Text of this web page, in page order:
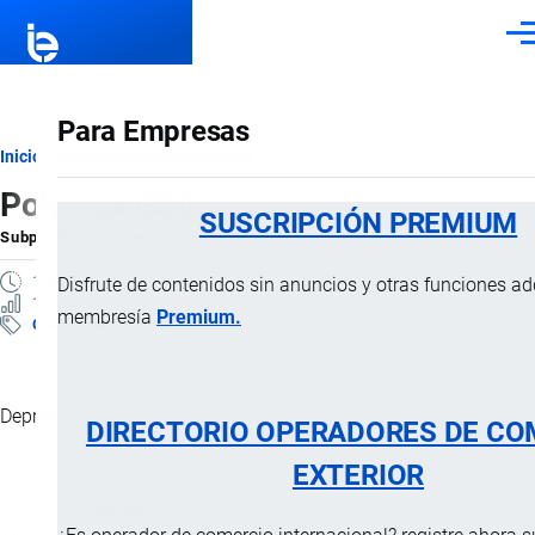
Para Empresas
SUSCRIPCIÓN PREMIUM
Disfrute de contenidos sin anuncios y otras funciones
membresía Premium.
DIRECTORIO OPERADORES DE
EXTERIOR
Ruta
de
navegación
Inicio
Polymax G30
Subpartida Arancelaria porImportaciones …, 2 Abril, 2025
1 MINUTO
1 VISTAS
Clasificación Arancelaria
Depresor liquido de especialidad.